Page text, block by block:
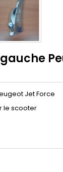
Jet Force
le scooter